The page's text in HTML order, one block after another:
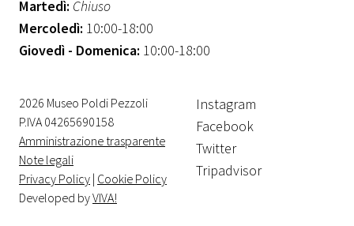
Martedì: Chiuso
Mercoledì: 10:00-18:00
Giovedì - Domenica: 10:00-18:00
2026 Museo Poldi Pezzoli
P.IVA 04265690158
Amministrazione trasparente
Note legali
Privacy Policy | Cookie Policy
Developed byVIVA!
Instagram
Facebook
Twitter
Tripadvisor